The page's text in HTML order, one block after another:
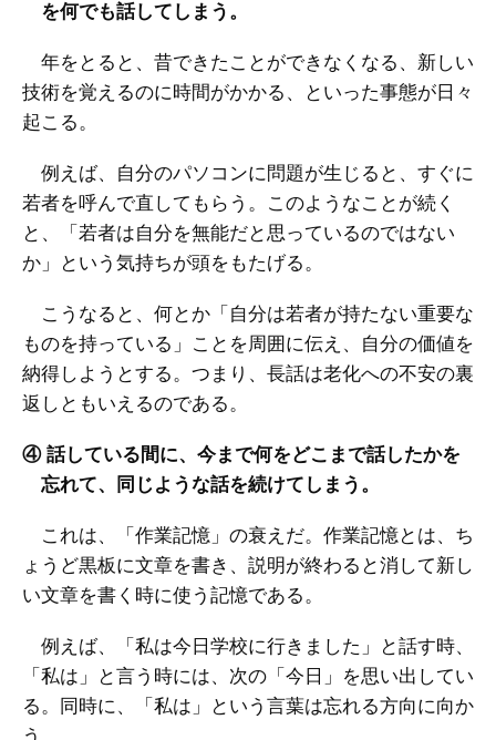
を何でも話してしまう。
年をとると、昔できたことができなくなる、新しい
技術を覚えるのに時間がかかる、といった事態が日々
起こる。
例えば、自分のパソコンに問題が生じると、すぐに
若者を呼んで直してもらう。このようなことが続く
と、「若者は自分を無能だと思っているのではない
か」という気持ちが頭をもたげる。
こうなると、何とか「自分は若者が持たない重要な
ものを持っている」ことを周囲に伝え、自分の価値を
納得しようとする。つまり、長話は老化への不安の裏
返しともいえるのである。
④ 話している間に、今まで何をどこまで話したかを
忘れて、同じような話を続けてしまう。
これは、「作業記憶」の衰えだ。作業記憶とは、ち
ょうど黒板に文章を書き、説明が終わると消して新し
い文章を書く時に使う記憶である。
例えば、「私は今日学校に行きました」と話す時、
「私は」と言う時には、次の「今日」を思い出してい
る。同時に、「私は」という言葉は忘れる方向に向か